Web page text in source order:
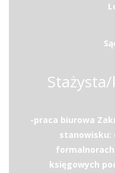
-praca biurowa
stanowisku:
księgowych